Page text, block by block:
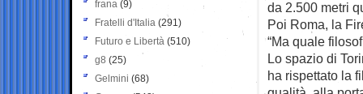
da 2.500 metri
Poi Roma, la
“Ma quale
Lo spazio di
ha rispettato la
frana (9)
Fratelli d'Italia (291)
Futuro e Libertà (510)
g8 (25)
Gelmini (68)